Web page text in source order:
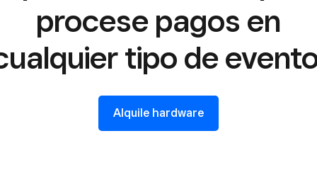
procese pagos en
tipo de
Alquile hardware